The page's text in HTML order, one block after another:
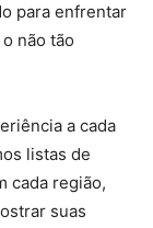
para enfrentar
não tão
a cada
listas de
cada região,
suas